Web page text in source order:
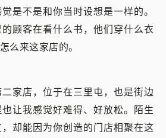
是不是和你当时设想是一样的。
顾客在看什么书，他们穿什么衣
么来这家店的。
家店，位于在三里屯，也是街边
让我感觉好难得、好放松。陌生
却能因为你创造的门店相聚在这